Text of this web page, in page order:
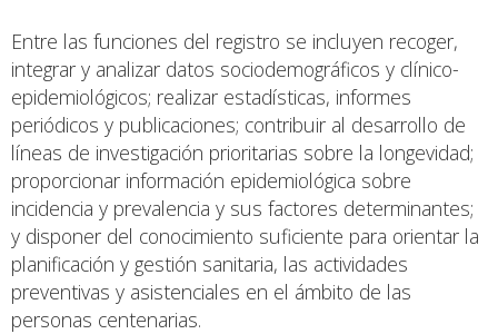
Entre las funciones del registro se incluyen recoger,
integrar y analizar datos sociodemográficos y clínico-
epidemiológicos; realizar estadísticas, informes
periódicos y publicaciones; contribuir al desarrollo de
líneas de investigación prioritarias sobre la longevidad;
proporcionar información epidemiológica sobre
incidencia y prevalencia y sus factores determinantes;
y disponer del conocimiento suficiente para orientar la
planificación y gestión sanitaria, las actividades
preventivas y asistenciales en el ámbito de las
personas centenarias.